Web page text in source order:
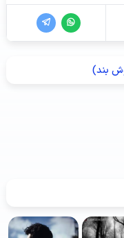
بند)